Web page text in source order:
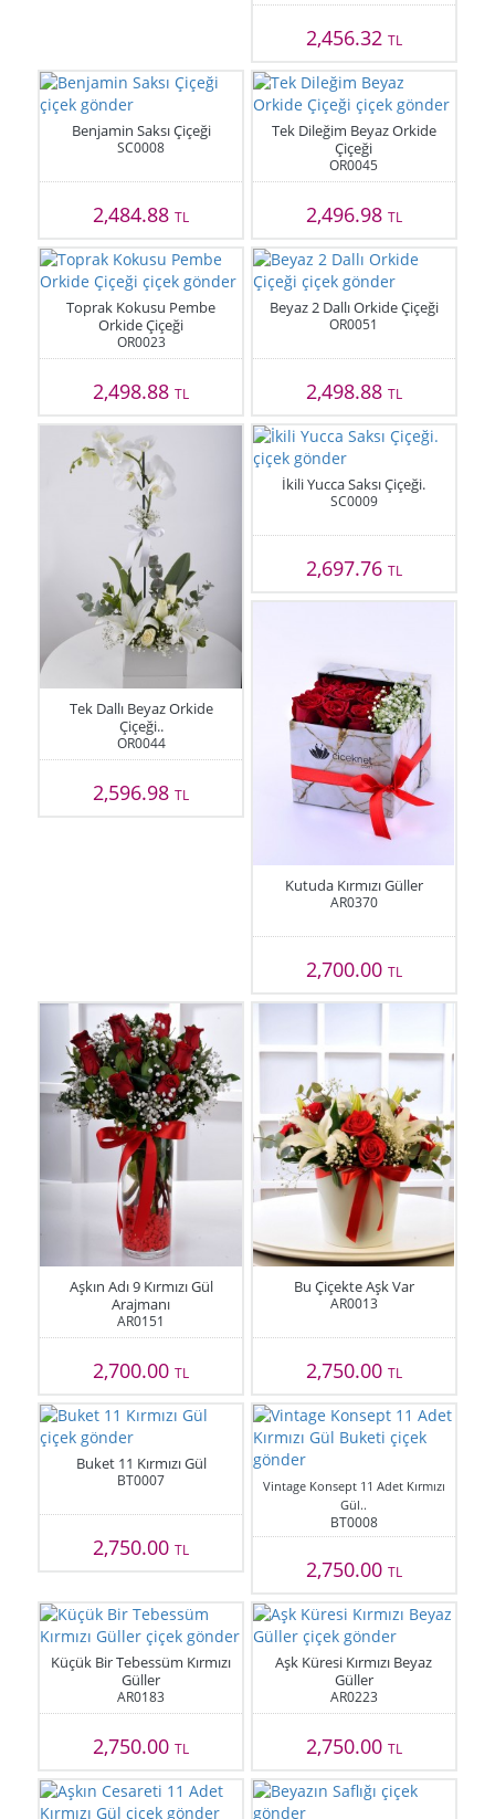
2,456.32 TL
Benjamin Saksı Çiçeği
SC0008
2,484.88TL
Tek Dileğim Beyaz Orkide
Çiçeği
OR0045
2,496.98 TL
Toprak Kokusu Pembe
Orkide Çiçeği
OR0023
2,498.88TL
Beyaz 2 Dallı Orkide Çiçeği
OR0051
2,498.88 TL
Tek Dallı Beyaz Orkide
Çiçeği..
OR0044
2,596.98TL
İkili Yucca Saksı Çiçeği.
SC0009
2,697.76 TL
Kutuda Kırmızı Güller
AR0370
2,700.00 TL
Aşkın Adı 9 Kırmızı Gül
Arajmanı
AR0151
2,700.00TL
Bu Çiçekte Aşk Var
AR0013
2,750.00 TL
Buket 11 Kırmızı Gül
BT0007
2,750.00TL
Vintage Konsept 11 Adet Kırmızı
Gül..
BT0008
2,750.00 TL
Küçük Bir Tebessüm Kırmızı
Güller
AR0183
2,750.00TL
Aşk Küresi Kırmızı Beyaz
Güller
AR0223
2,750.00 TL